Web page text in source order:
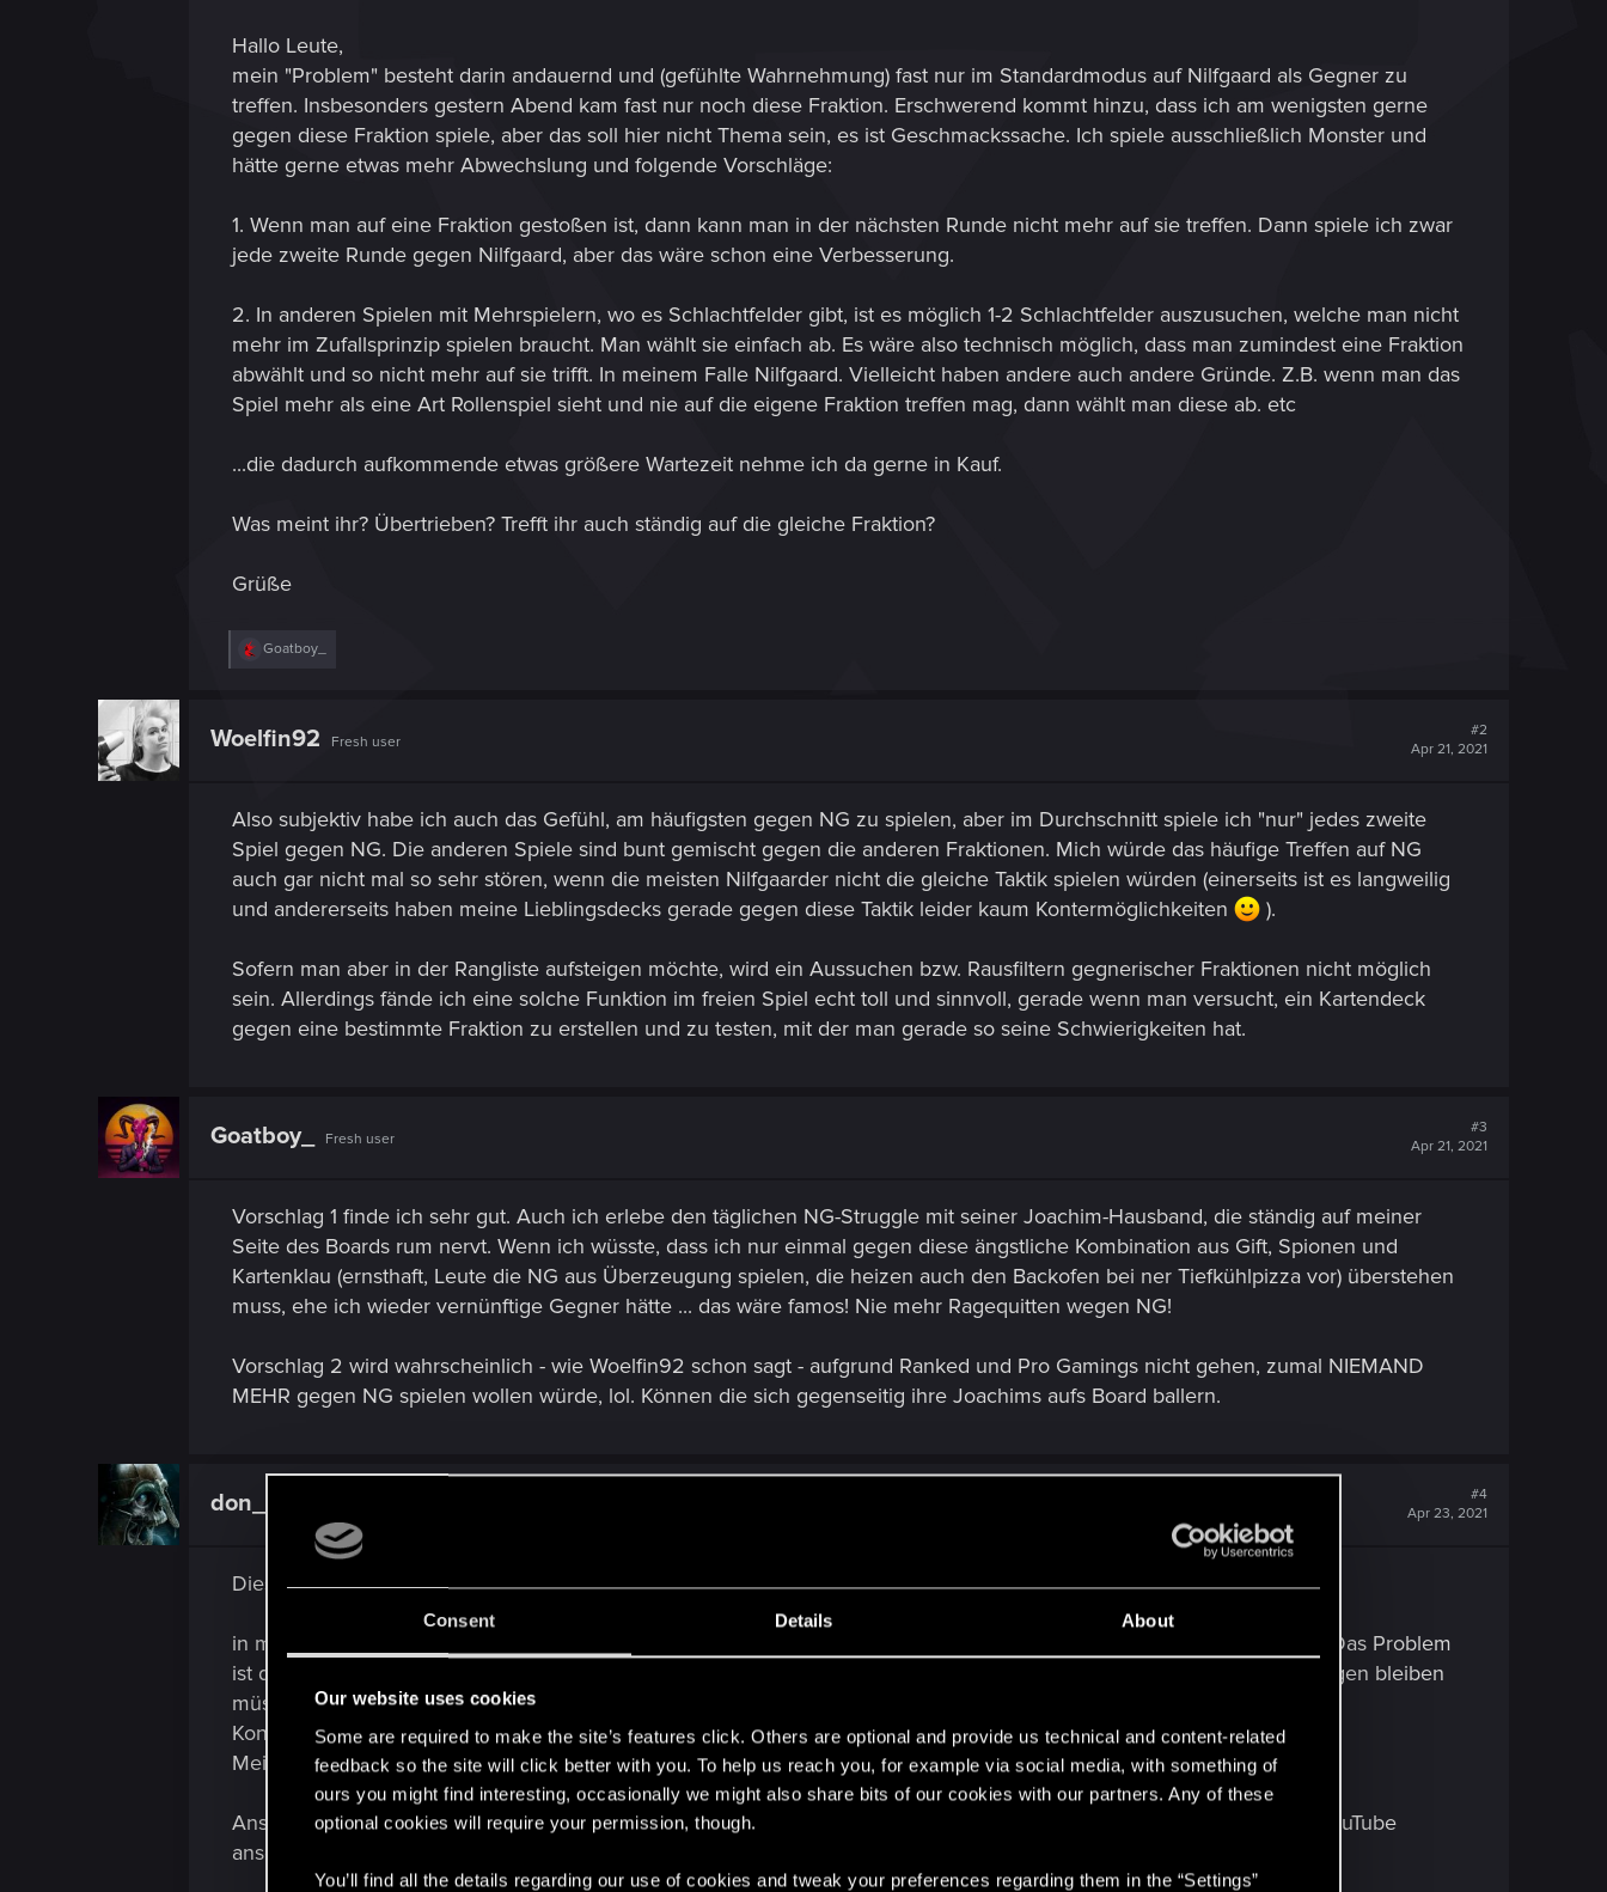
Consent Details About
Our website uses cookies
Some are required to make the site’s features click. Others are optional and provide us technical and content-related
feedback so the site will click better with you. To help us reach you, for example via social media, with something of
ours you might find interesting, occasionally we might also share bits of our cookies with our partners. Any of these
optional cookies will require your permission, though.
You’ll find all the details regarding our use of cookies and tweak your preferences regarding them in the “Settings”
Hallo Leute,
mein "Problem" besteht darin andauernd und (gefühlte Wahrnehmung) fast nur im Standardmodus auf Nilfgaard als Gegner zu
treffen. Insbesonders gestern Abend kam fast nur noch diese Fraktion. Erschwerend kommt hinzu, dass ich am wenigsten gerne
gegen diese Fraktion spiele, aber das soll hier nicht Thema sein, es ist Geschmackssache. Ich spiele ausschließlich Monster und
hätte gerne etwas mehr Abwechslung und folgende Vorschläge:
1. Wenn man auf eine Fraktion gestoßen ist, dann kann man in der nächsten Runde nicht mehr auf sie treffen. Dann spiele ich zwar
jede zweite Runde gegen Nilfgaard, aber das wäre schon eine Verbesserung.
2. In anderen Spielen mit Mehrspielern, wo es Schlachtfelder gibt, ist es möglich 1-2 Schlachtfelder auszusuchen, welche man nicht
mehr im Zufallsprinzip spielen braucht. Man wählt sie einfach ab. Es wäre also technisch möglich, dass man zumindest eine Fraktion
abwählt und so nicht mehr auf sie trifft. In meinem Falle Nilfgaard. Vielleicht haben andere auch andere Gründe. Z.B. wenn man das
Spiel mehr als eine Art Rollenspiel sieht und nie auf die eigene Fraktion treffen mag, dann wählt man diese ab. etc
...die dadurch aufkommende etwas größere Wartezeit nehme ich da gerne in Kauf.
Was meint ihr? Übertrieben? Trefft ihr auch ständig auf die gleiche Fraktion?
Grüße
R
i
:
Goatboy_
Woelfin92 Fresh user
#2
Apr 21, 2021
Also subjektiv habe ich auch das Gefühl, am häufigsten gegen NG zu spielen, aber im Durchschnitt spiele ich "nur" jedes zweite
Spiel gegen NG. Die anderen Spiele sind bunt gemischt gegen die anderen Fraktionen. Mich würde das häufige Treffen auf NG
auch gar nicht mal so sehr stören, wenn die meisten Nilfgaarder nicht die gleiche Taktik spielen würden (einerseits ist es langweilig
und andererseits haben meine Lieblingsdecks gerade gegen diese Taktik leider kaum Kontermöglichkeiten
).
Sofern man aber in der Rangliste aufsteigen möchte, wird ein Aussuchen bzw. Rausfiltern gegnerischer Fraktionen nicht möglich
sein. Allerdings fände ich eine solche Funktion im freien Spiel echt toll und sinnvoll, gerade wenn man versucht, ein Kartendeck
gegen eine bestimmte Fraktion zu erstellen und zu testen, mit der man gerade so seine Schwierigkeiten hat.
Goatboy_ Fresh user
#3
Apr 21, 2021
Vorschlag 1 finde ich sehr gut. Auch ich erlebe den täglichen NG-Struggle mit seiner Joachim-Hausband, die ständig auf meiner
Seite des Boards rum nervt. Wenn ich wüsste, dass ich nur einmal gegen diese ängstliche Kombination aus Gift, Spionen und
Kartenklau (ernsthaft, Leute die NG aus Überzeugung spielen, die heizen auch den Backofen bei ner Tiefkühlpizza vor) überstehen
muss, ehe ich wieder vernünftige Gegner hätte ... das wäre famos! Nie mehr Ragequitten wegen NG!
Vorschlag 2 wird wahrscheinlich - wie Woelfin92 schon sagt - aufgrund Ranked und Pro Gamings nicht gehen, zumal NIEMAND
MEHR gegen NG spielen wollen würde, lol. Können die sich gegenseitig ihre Joachims aufs Board ballern.
don_wiTho
#4
Apr 23, 2021
Dieses Phänomen hab ich auch schon oft erlebt und mich gefragt ob mich da wer ärgern will.
in meiner Anfangsphase hatte ich als NR Spieler auch oft große Probleme gegen NG (damals Doppel Ball und Block). Das Problem
ist das NG immer gut darin ist den Gegner zu stören und wenn man Decks mit vielen Engines und Karten spielt die liegen bleiben
müssen dann ist Frust vorprogrammiert.
Konterdecks gegen gewisse Fraktion oder Taktiken würde ich nicht machen.
Meistens bekommt man dann ganz andere Gegner oder die Decks funktionieren einfach nicht.
Ansonsten mal eine andere Fraktion spielen das hilft auch mal was zB Gameplay bzw. Spielstil angeht. Oder mal bei YouTube
ansehen was andere so machen und sich mal Ideen holen (meine jetzt nicht komplette Decks kopieren)